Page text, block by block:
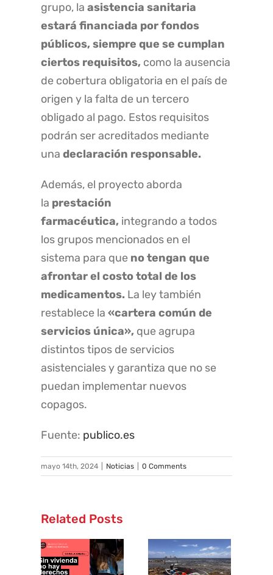
grupo, laasistencia sanitaria
estará financiada por fondos
públicos, siempre que se cumplan
ciertos requisitos, como la ausencia
de cobertura obligatoria en el país de
origen y la falta de un tercero
obligado al pago. Estos requisitos
podrán ser acreditados mediante
unadeclaración responsable.
Además, el proyecto aborda
la prestación
farmacéutica, integrando a todos
los grupos mencionados en el
sistema para que no tengan que
afrontar el costo total de los
medicamentos. La ley también
restablece la «cartera común de
servicios única», que agrupa
distintos tipos de servicios
asistenciales y garantiza que no se
puedan implementar nuevos
copagos.
Fuente: publico.es
mayo 14th, 2024 Noticias 0 Comments
Related Posts